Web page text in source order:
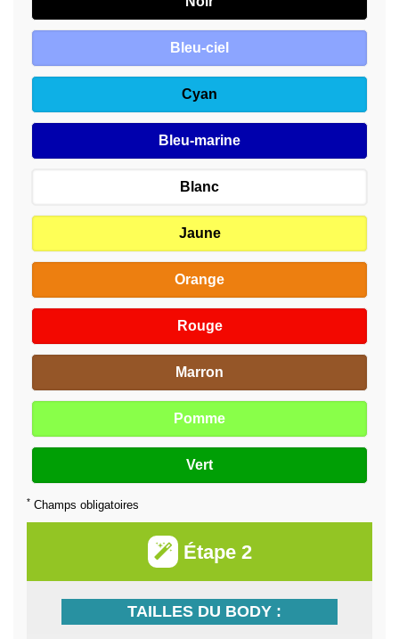
Bleu-ciel
Cyan
Bleu-marine
Blanc
Jaune
Orange
Rouge
Marron
Pomme
Vert
* Champs obligatoires
Étape 2
TAILLES DU BODY :